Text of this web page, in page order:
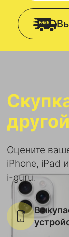
Оцените
iPhone, iPad
i-guru.